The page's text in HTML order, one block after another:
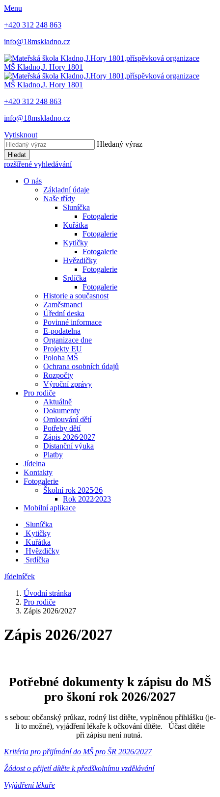
Menu
+420 312 248 863
info@18mskladno.cz
MŠ Kladno,J. Hory 1801
MŠ Kladno,J. Hory 1801
+420 312 248 863
info@18mskladno.cz
Vytisknout
Hledaný výraz
Hledat
rozšířené vyhledávání
O nás
Základní údaje
Naše třídy
Sluníčka
Fotogalerie
Kuřátka
Fotogalerie
Kytičky
Fotogalerie
Hvězdičky
Fotogalerie
Srdíčka
Fotogalerie
Historie a současnost
Zaměstnanci
Úřední deska
Povinné informace
E-podatelna
Organizace dne
Projekty EU
Poloha MŠ
Ochrana osobních údajů
Rozpočty
Výroční zprávy
Pro rodiče
Aktuálně
Dokumenty
Omlouvání dětí
Potřeby dětí
Zápis 2026⁄2027
Distanční výuka
Platby
Jídelna
Kontakty
Fotogalerie
Školní rok 2025⁄26
Rok 2022⁄2023
Mobilní aplikace
Sluníčka
Kytičky
Kuřátka
Hvězdičky
Srdíčka
Jídelníček
Úvodní stránka
Pro rodiče
Zápis 2026/2027
Zápis 2026/2027
Potřebné dokumenty k zápisu do MŠ
pro škoní rok 2026/2027
s sebou: občanský průkaz, rodný list dítěte, vyplněnou přihlášku (je-
li to možné), vyjádření lékaře k očkování dítěte. Účast dítěte
při zápisu není nutná.
Kritéria pro přijímání do MŠ pro ŠR 2026/2027
Žádost o přijetí dítěte k předškolnímu vzdělávání
Vyjádření lékaře